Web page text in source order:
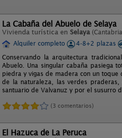
La Cabaña del Abuelo de Selaya
Vivienda turística en Selaya
Alquiler completo
4-8+2 plazas
Conservando la arquitectura
Abuelo. Una singular cabaña pasiega
piedra y vigas de madera con un
de la naturaleza, las verdes
santuario de Valvanuz y por el susurro
(3 comentarios)
El Hazuca de La Peruca